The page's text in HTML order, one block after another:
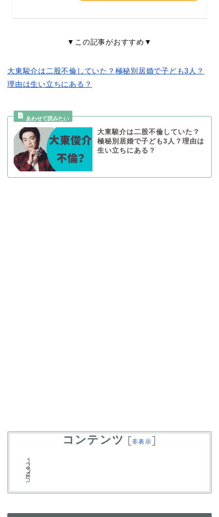
▼この記事がおすすめ▼
大東駿介は二股不倫していた？極秘別居婚で子ども3人？
理由は生い立ちにある？
大東駿介は二股不倫していた？
極秘別居婚で子ども3人？理由は
生い立ちにある？
コンテンツ [非表示]